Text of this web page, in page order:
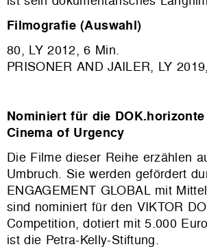
Filmografie (Auswahl)
80, LY 2012, 6 Min.
PRISONER AND JAILER, LY
Nominiert für die
Cinema of Urgency
Die Filme dieser Reihe erzählen
Umbruch. Sie werden gefördert
ENGAGEMENT GLOBAL mit
sind nominiert für den VIKTOR
Competition, dotiert mit 5.000
ist die Petra-Kelly-Stiftung.